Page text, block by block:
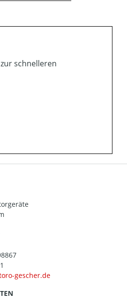
schnelleren